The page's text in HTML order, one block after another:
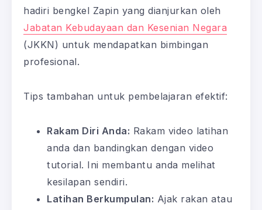
hadiri bengkel Zapin yang dianjurkan oleh
Jabatan Kebudayaan dan Kesenian Negara
(JKKN) untuk mendapatkan bimbingan
profesional.
Tips tambahan untuk pembelajaran efektif:
Rakam Diri Anda: Rakam video latihan
anda dan bandingkan dengan video
tutorial. Ini membantu anda melihat
kesilapan sendiri.
Latihan Berkumpulan: Ajak rakan atau